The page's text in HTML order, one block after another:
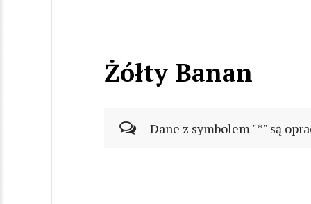
Żółty Banan
Dane z symbolem "*" są